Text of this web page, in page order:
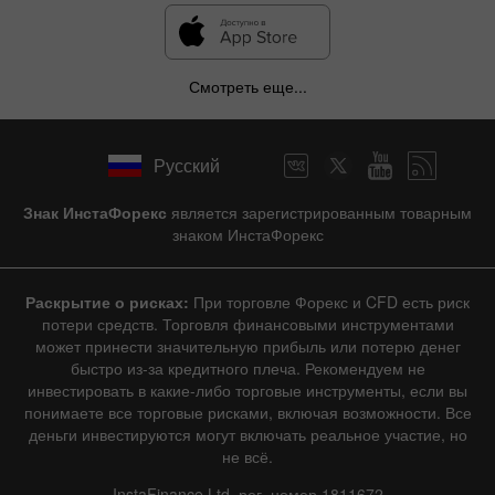
Смотреть еще...
Русский
Знак ИнстаФорекс является зарегистрированным товарным
знаком ИнстаФорекс
Раскрытие о рисках: При торговле Форекс и CFD есть риск
потери средств. Торговля финансовыми инструментами
может принести значительную прибыль или потерю денег
быстро из-за кредитного плеча. Рекомендуем не
инвестировать в какие-либо торговые инструменты, если вы
понимаете все торговые рисками, включая возможности. Все
деньги инвестируются могут включать реальное участие, но
не всё.